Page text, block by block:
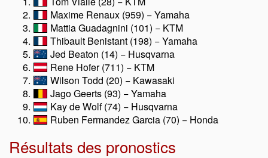
Maxime Renaux (959) − Yamaha
Mattia Guadagnini (101) − KTM
Thibault Benistant (198) − Yamaha
Jed Beaton (14) − Husqvarna
Rene Hofer (711) − KTM
Wilson Todd (20) − Kawasaki
Jago Geerts (93) − Yamaha
Kay de Wolf (74) − Husqvarna
Ruben Fermandez Garcia (70) − Honda
Résultats des pronostics